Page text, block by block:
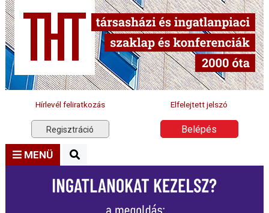
Hírlevél feliratkozás Elfelejtett jelszó
Regisztráció Belépés
MENÜ